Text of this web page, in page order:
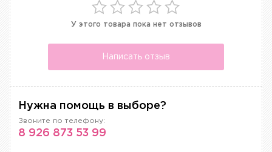
У этого товара пока нет отзывов
Написать отзыв
Нужна помощь в выборе?
Звоните по телефону:
8 926 873 53 99